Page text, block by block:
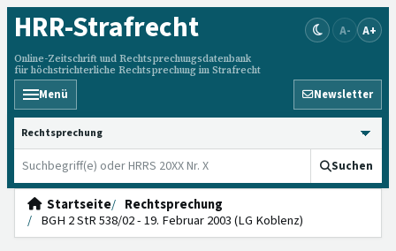
HRR-Strafrecht
Online-Zeitschrift und Rechtsprechungsdatenbank
für höchstrichterliche Rechtsprechung im Strafrecht
A- A+
Menü Newsletter
HRRS durchsuchen
Suchen
Startseite
Rechtsprechung
BGH 2 StR 538/02 - 19. Februar 2003 (LG Koblenz)